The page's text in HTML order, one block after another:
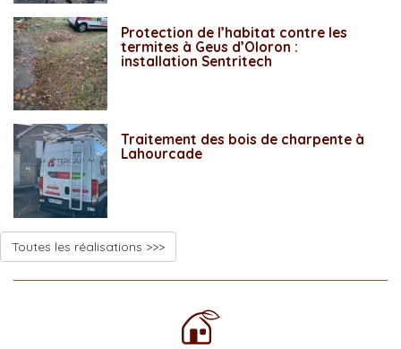
Protection de l’habitat contre les
termites à Geus d’Oloron :
installation Sentritech
Traitement des bois de charpente à
Lahourcade
Toutes les réalisations >>>